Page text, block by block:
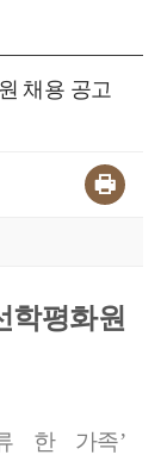
채용 공고
평화원
한 가족’